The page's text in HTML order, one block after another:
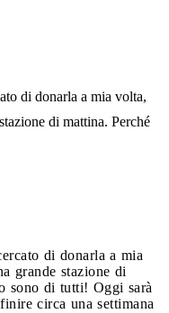
di donarla a mia volta,
di mattina. Perché
di donarla a mia
grande stazione di
sono di tutti! Oggi sarà
circa una settimana